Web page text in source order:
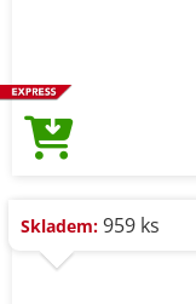
Skladem: 959 ks